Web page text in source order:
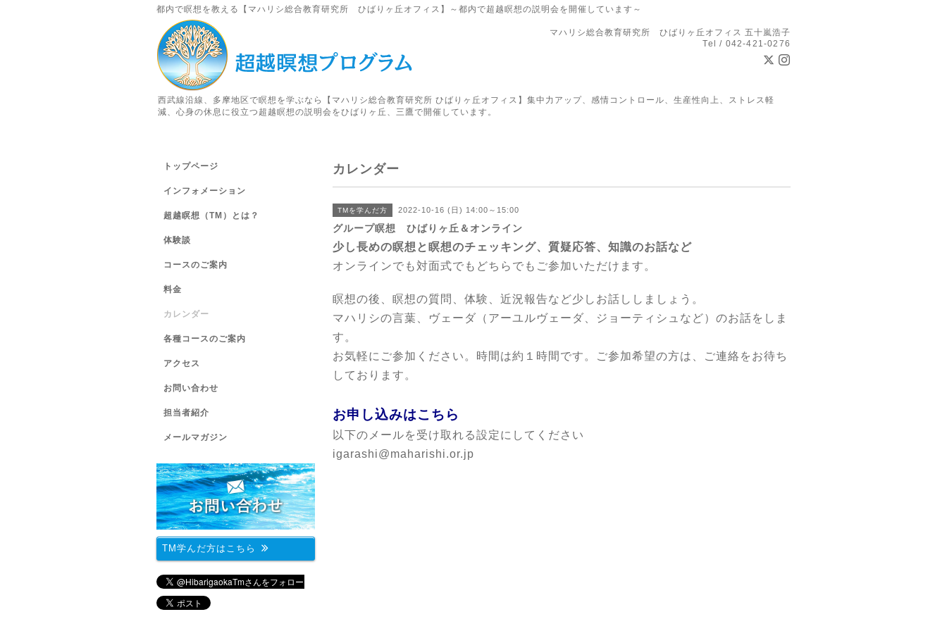
都内で瞑想を教える【マハリシ総合教育研究所 ひばりヶ丘オフィス】～都内で超越瞑想の説明会を開催しています～
マハリシ総合教育研究所 ひばりヶ丘オフィス 五十嵐浩子
Tel / 042-421-0276
西武線沿線、多摩地区で瞑想を学ぶなら【マハリシ総合教育研究所 ひばりヶ丘オフィス】集中力アップ、感情コントロール、生産性向上、ストレス軽
減、心身の休息に役立つ超越瞑想の説明会をひばりヶ丘、三鷹で開催しています。
カレンダー
TMを学んだ方 2022-10-16 (日) 14:00～15:00
グループ瞑想 ひばりヶ丘＆オンライン
少し長めの瞑想と瞑想のチェッキング、質疑応答、知識のお話など
オンラインでも対面式でもどちらでもご参加いただけます。
瞑想の後、瞑想の質問、体験、近況報告など少しお話ししましょう。
マハリシの言葉、ヴェーダ（アーユルヴェーダ、ジョーティシュなど）のお話をしま
す。
お気軽にご参加ください。時間は約１時間です。ご参加希望の方は、ご連絡をお待ち
しております。
お申し込みはこちら
以下のメールを受け取れる設定にしてください
igarashi@maharishi.or.jp
トップページ
インフォメーション
超越瞑想（TM）とは？
体験談
コースのご案内
料金
カレンダー
各種コースのご案内
アクセス
お問い合わせ
担当者紹介
メールマガジン
TM学んだ方はこちら